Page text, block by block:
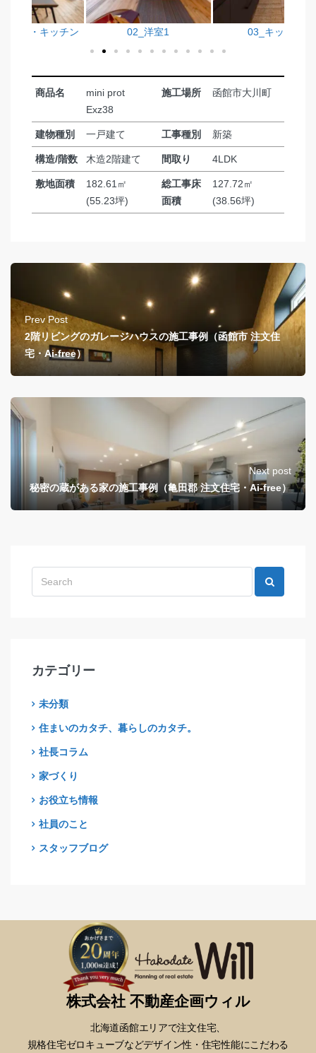
カテゴリー
未分類
住まいのカタチ、暮らしのカタチ。
社長コラム
家づくり
お役立ち情報
社員のこと
スタッフブログ
02_洋室1 03_キッチン
商品名
mini prot
Exz38
施工場所 函館市大川町
建物種別 一戸建て 工事種別 新築
構造/階数 木造2階建て 間取り 4LDK
敷地面積
182.61㎡
(55.23坪)
総工事床
面積
127.72㎡
(38.56坪)
Prev Post
2階リビングのガレージハウスの施工事例（函館市 注文住
宅・Ai-free）
Next post
秘密の蔵がある家の施工事例（亀田郡 注文住宅・Ai-free）
株式会社 不動産企画ウィル
北海道函館エリアで注文住宅、
規格住宅ゼロキューブなどデザイン性・ 住宅性能にこだわる